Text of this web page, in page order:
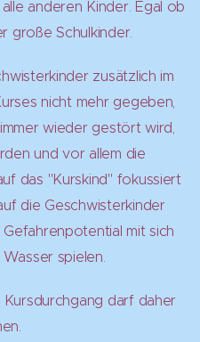
anderen Kinder. Egal ob
große Schulkinder.
zusätzlich im
nicht mehr gegeben,
wieder gestört wird,
und vor allem die
das "Kurskind" fokussiert
die Geschwisterkinder
mit sich
spielen.
darf daher